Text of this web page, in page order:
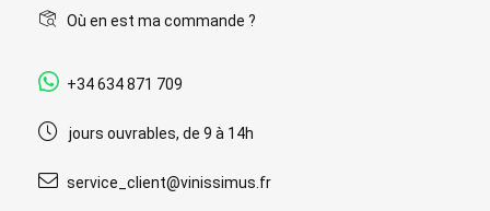
Où en est ma commande ?
+34 634 871 709
jours ouvrables, de 9 à 14h
service_client@vinissimus.fr